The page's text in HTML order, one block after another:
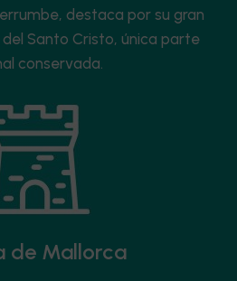
destaca por su gran
Santo Cristo, única parte
conservada.
de Mallorca